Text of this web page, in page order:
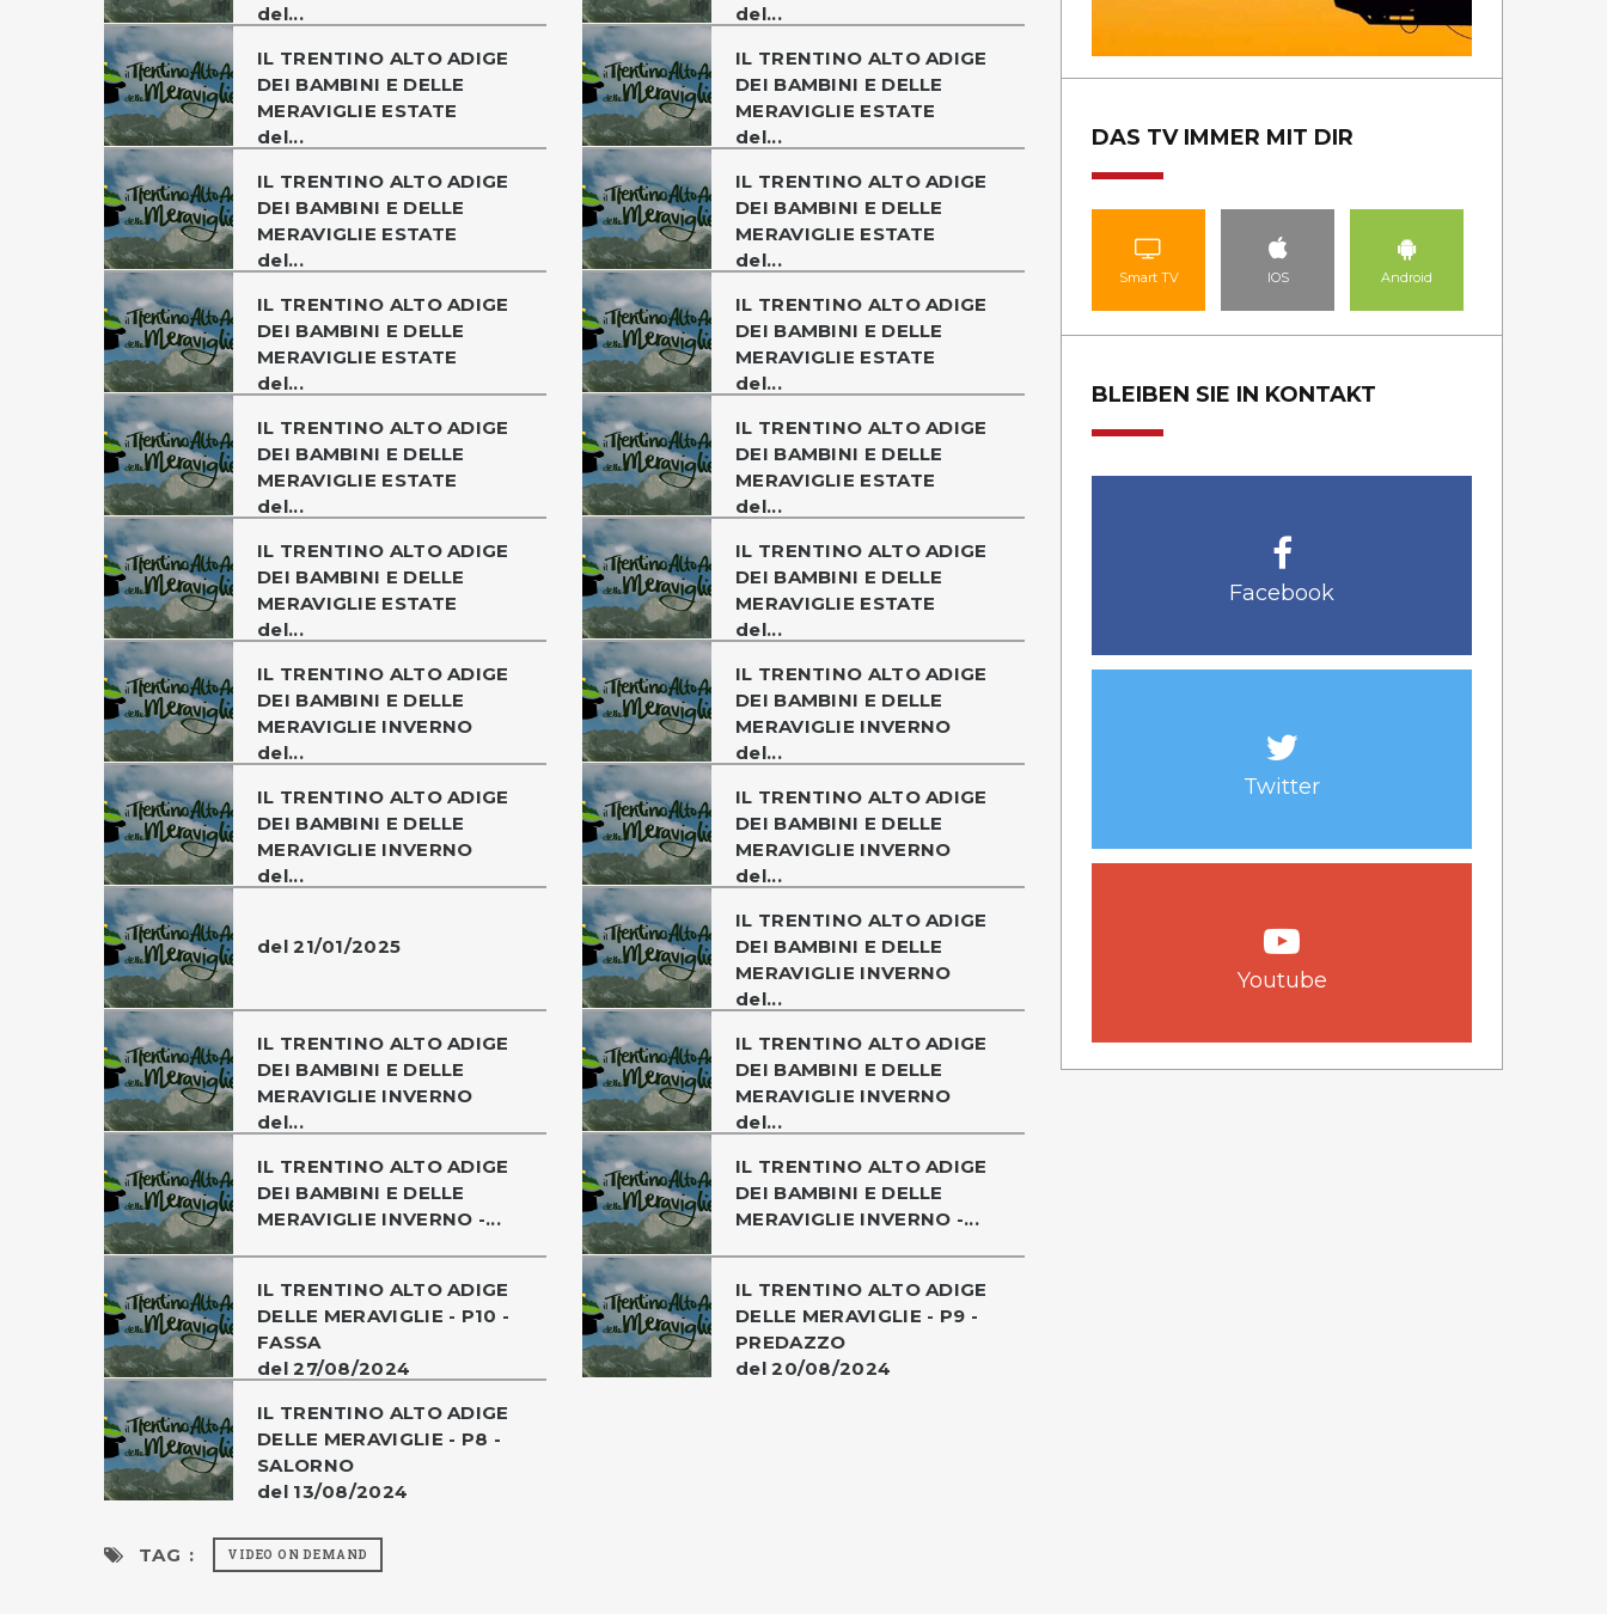
del...
del...
IL TRENTINO ALTO ADIGE
DEI BAMBINI E DELLE
MERAVIGLIE ESTATE
del...
IL TRENTINO ALTO ADIGE
DEI BAMBINI E DELLE
MERAVIGLIE ESTATE
del...
IL TRENTINO ALTO ADIGE
DEI BAMBINI E DELLE
MERAVIGLIE ESTATE
del...
IL TRENTINO ALTO ADIGE
DEI BAMBINI E DELLE
MERAVIGLIE ESTATE
del...
IL TRENTINO ALTO ADIGE
DEI BAMBINI E DELLE
MERAVIGLIE ESTATE
del...
IL TRENTINO ALTO ADIGE
DEI BAMBINI E DELLE
MERAVIGLIE ESTATE
del...
IL TRENTINO ALTO ADIGE
DEI BAMBINI E DELLE
MERAVIGLIE ESTATE
del...
IL TRENTINO ALTO ADIGE
DEI BAMBINI E DELLE
MERAVIGLIE ESTATE
del...
IL TRENTINO ALTO ADIGE
DEI BAMBINI E DELLE
MERAVIGLIE ESTATE
del...
IL TRENTINO ALTO ADIGE
DEI BAMBINI E DELLE
MERAVIGLIE ESTATE
del...
IL TRENTINO ALTO ADIGE
DEI BAMBINI E DELLE
MERAVIGLIE INVERNO
del...
IL TRENTINO ALTO ADIGE
DEI BAMBINI E DELLE
MERAVIGLIE INVERNO
del...
IL TRENTINO ALTO ADIGE
DEI BAMBINI E DELLE
MERAVIGLIE INVERNO
del...
IL TRENTINO ALTO ADIGE
DEI BAMBINI E DELLE
MERAVIGLIE INVERNO
del...
del 21/01/2025
IL TRENTINO ALTO ADIGE
DEI BAMBINI E DELLE
MERAVIGLIE INVERNO
del...
IL TRENTINO ALTO ADIGE
DEI BAMBINI E DELLE
MERAVIGLIE INVERNO
del...
IL TRENTINO ALTO ADIGE
DEI BAMBINI E DELLE
MERAVIGLIE INVERNO
del...
IL TRENTINO ALTO ADIGE
DEI BAMBINI E DELLE
MERAVIGLIE INVERNO -...
IL TRENTINO ALTO ADIGE
DEI BAMBINI E DELLE
MERAVIGLIE INVERNO -...
IL TRENTINO ALTO ADIGE
DELLE MERAVIGLIE - P10 -
FASSA
del 27/08/2024
IL TRENTINO ALTO ADIGE
DELLE MERAVIGLIE - P9 -
PREDAZZO
del 20/08/2024
IL TRENTINO ALTO ADIGE
DELLE MERAVIGLIE - P8 -
SALORNO
del 13/08/2024
TAG : VIDEO ON DEMAND
DAS TV IMMER MIT DIR
Smart TV IOS Android
BLEIBEN SIE IN KONTAKT
Facebook
Twitter
Youtube